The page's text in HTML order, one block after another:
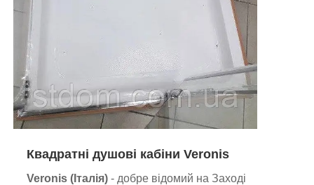
Квадратні душові кабіни Veronis
Veronis (Італія) - добре відомий на Заході